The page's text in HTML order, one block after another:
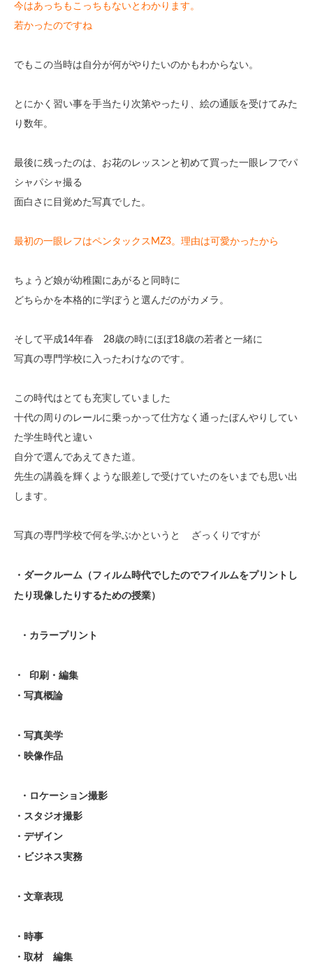
今はあっちもこっちもないとわかります。
若かったのですね
でもこの当時は自分が何がやりたいのかもわからない。
とにかく習い事を手当たり次第やったり、絵の通販を受けてみた
り数年。
最後に残ったのは、お花のレッスンと初めて買った一眼レフでパ
シャパシャ撮る
面白さに目覚めた写真でした。
最初の一眼レフはペンタックスMZ3。理由は可愛かったから
ちょうど娘が幼稚園にあがると同時に
どちらかを本格的に学ぼうと選んだのがカメラ。
そして平成14年春 28歳の時にほぼ18歳の若者と一緒に
写真の専門学校に入ったわけなのです。
この時代はとても充実していました
十代の周りのレールに乗っかって仕方なく通ったぼんやりしてい
た学生時代と違い
自分で選んであえてきた道。
先生の講義を輝くような眼差しで受けていたのをいまでも思い出
します。
写真の専門学校で何を学ぶかというと ざっくりですが
・ダークルーム（フィルム時代でしたのでフイルムをプリントし
たり現像したりするための授業）
・カラープリント
・ 印刷・編集
・写真概論
・写真美学
・映像作品
・ロケーション撮影
・スタジオ撮影
・デザイン
・ビジネス実務
・文章表現
・時事
・取材 編集